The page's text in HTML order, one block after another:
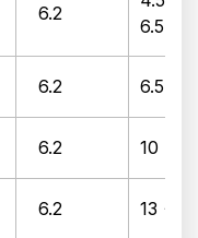
6.2
6.5
6.2 6.5 ~
6.2 10 ~
6.2 13 ~